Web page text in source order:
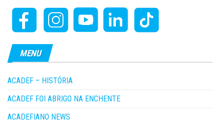
MENU
ACADEF – HISTÓRIA
ACADEF FOI ABRIGO NA ENCHENTE
ACADEFIANO NEWS